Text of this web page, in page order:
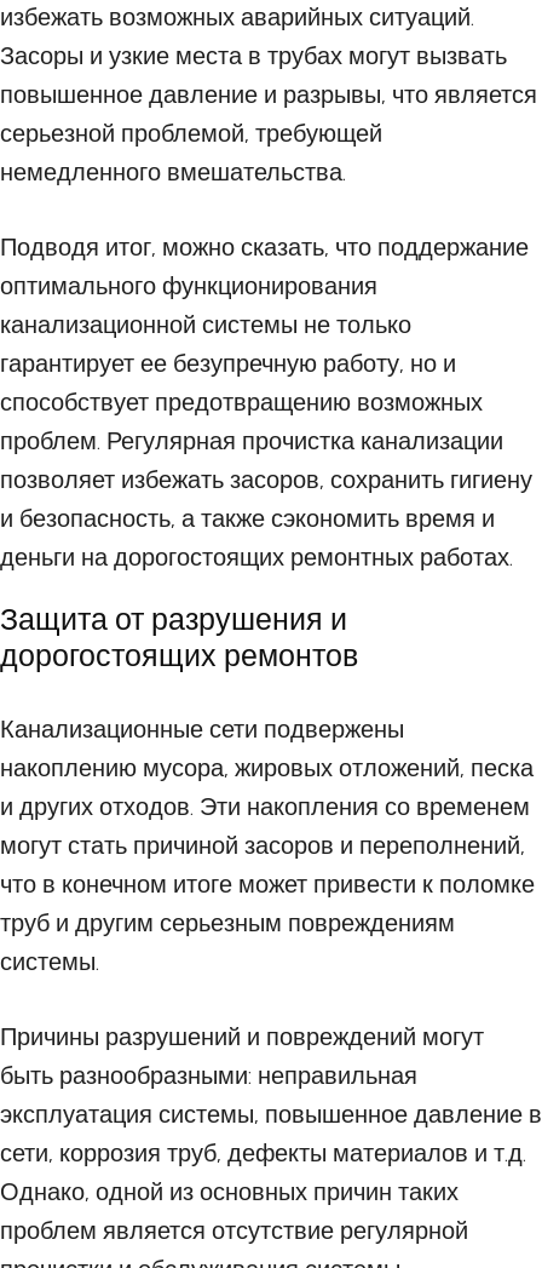
избежать возможных аварийных ситуаций.
Засоры и узкие места в трубах могут вызвать
повышенное давление и разрывы, что является
серьезной проблемой, требующей
немедленного вмешательства.
Подводя итог, можно сказать, что поддержание
оптимального функционирования
канализационной системы не только
гарантирует ее безупречную работу, но и
способствует предотвращению возможных
проблем. Регулярная прочистка канализации
позволяет избежать засоров, сохранить гигиену
и безопасность, а также сэкономить время и
деньги на дорогостоящих ремонтных работах.
Защита от разрушения и
дорогостоящих ремонтов
Канализационные сети подвержены
накоплению мусора, жировых отложений, песка
и других отходов. Эти накопления со временем
могут стать причиной засоров и переполнений,
что в конечном итоге может привести к поломке
труб и другим серьезным повреждениям
системы.
Причины разрушений и повреждений могут
быть разнообразными: неправильная
эксплуатация системы, повышенное давление в
сети, коррозия труб, дефекты материалов и т.д.
Однако, одной из основных причин таких
проблем является отсутствие регулярной